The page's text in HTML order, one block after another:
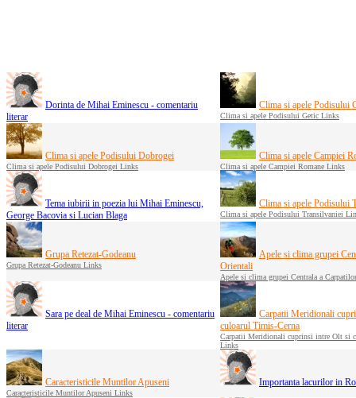
Dorinta de Mihai Eminescu - comentariu
literar
Clima si apele Podisului
Clima si apele Podisului Getic Links
Clima si apele Podisului Dobrogei
Clima si apele Podisului Dobrogei Links
Clima si apele Campiei
Clima si apele Campiei Romane Links
Tema iubirii in poezia lui Mihai Eminescu,
George Bacovia si Lucian Blaga
Clima si apele Podisului
Clima si apele Podisului Transilvaniei
Grupa Retezat-Godeanu
Grupa Retezat-Godeanu Links
Apele si clima grupei
Orientali
Apele si clima grupei Centrala a
Sara pe deal de Mihai Eminescu - comentariu
literar
Carpatii Meridionali
culoarul Timis-Cerna
Carpatii Meridionali cuprinsi intre Olt si
Links
Caracteristicile Muntilor Apuseni
Caracteristicile Muntilor Apuseni Links
Importanta lacurilor in